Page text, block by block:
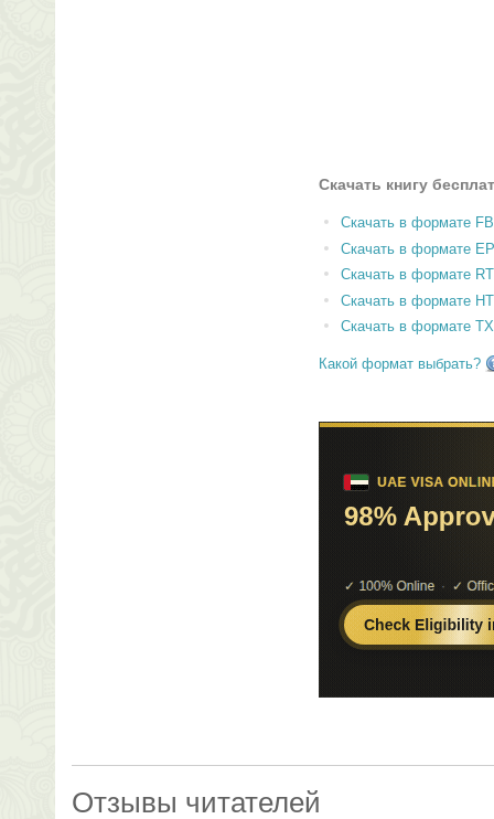
Скачать книгу
Скачать в формате
Скачать в формате
Скачать в формате
Скачать в формате
Скачать в формате
Какой формат выбрать?
Отзывы читателей